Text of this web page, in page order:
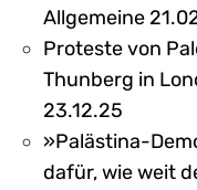
Allgemeine
Proteste von
Thunberg in
23.12.25
»Palästina-
dafür, wie weit